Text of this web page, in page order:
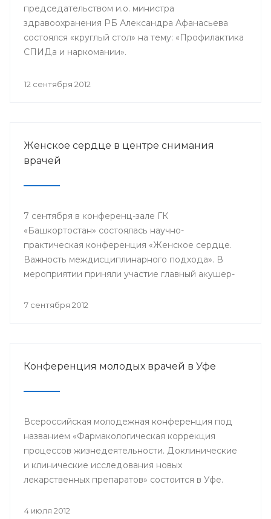
председательством и.о. министра
здравоохранения РБ Александра Афанасьева
состоялся «круглый стол» на тему: «Профилактика
СПИДа и наркомании».
12 сентября 2012
Женское сердце в центре снимания
врачей
7 сентября в конференц-зале ГК
«Башкортостан» состоялась научно-
практическая конференция «Женское сердце.
Важность междисциплинарного подхода». В
мероприятии приняли участие главный акушер-
заместитель начальника Управления
заведующий кафедрой акушерства и
профессора ведущих клиник Москвы: Рафаэль
гинекологи, детские гинекологи, кардиологи,
эндокринологи, врачи общей практики,
терапевты, сотрудники профильных кафедр
БГМУ.
7 сентября 2012
Конференция молодых врачей в Уфе
Всероссийская молодежная конференция под
названием «Фармакологическая коррекция
процессов жизнедеятельности. Доклинические
и клинические исследования новых
лекарственных препаратов» состоится в Уфе.
4 июля 2012